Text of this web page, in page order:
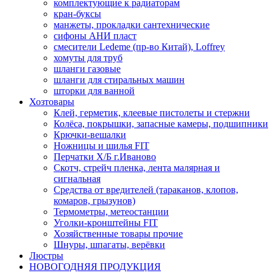
комплектующие к радиаторам
кран-буксы
манжеты, прокладки сантехнические
сифоны АНИ пласт
смесители Ledeme (пр-во Китай), Loffrey
хомуты для труб
шланги газовые
шланги для стиральных машин
шторки для ванной
Хозтовары
Клей, герметик, клеевые пистолеты и стержни
Колёса, покрышки, запасные камеры, подшипники
Крючки-вешалки
Ножницы и шилья FIT
Перчатки Х/Б г.Иваново
Скотч, стрейч пленка, лента малярная и
сигнальная
Средства от вредителей (тараканов, клопов,
комаров, грызунов)
Термометры, метеостанции
Уголки-кронштейны FIT
Хозяйственные товары прочие
Шнуры, шпагаты, верёвки
Люстры
НОВОГОДНЯЯ ПРОДУКЦИЯ